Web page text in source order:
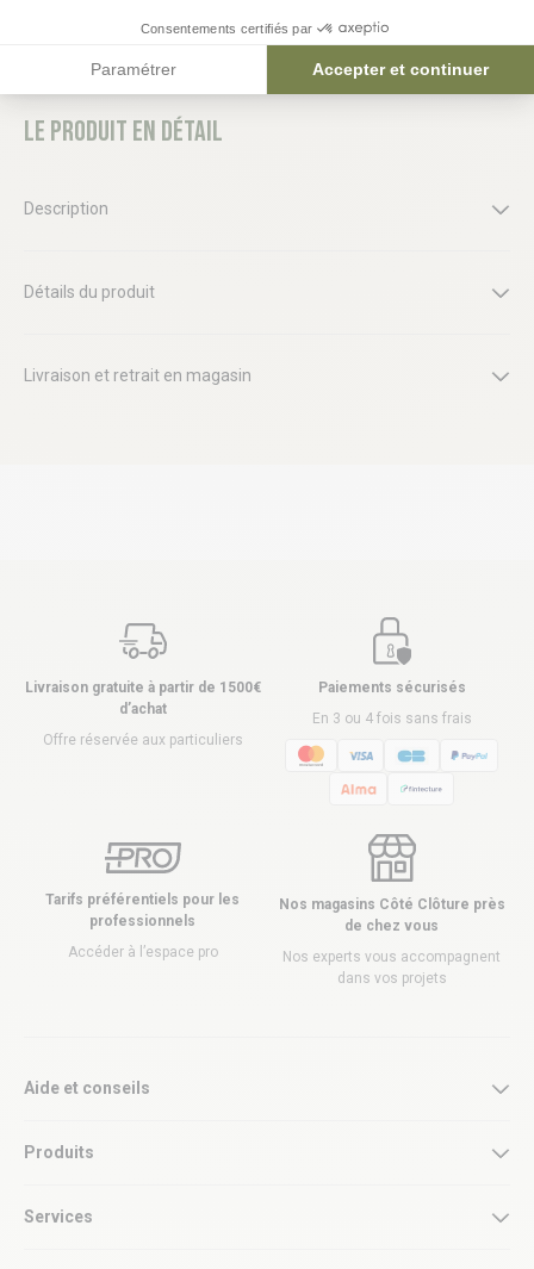
Le produit en détail
Description
Détails du produit
Livraison et retrait en magasin
Livraison gratuite à partir de 1500€
d’achat
Offre réservée aux particuliers
Paiements sécurisés
En 3 ou 4 fois sans frais
Tarifs préférentiels pour les
professionnels
Accéder à l’espace pro
Nos magasins Côté Clôture près
de chez vous
Nos experts vous accompagnent
dans vos projets
Aide et conseils
Produits
Services
Consentements certifiés par
Paramétrer Accepter et continuer